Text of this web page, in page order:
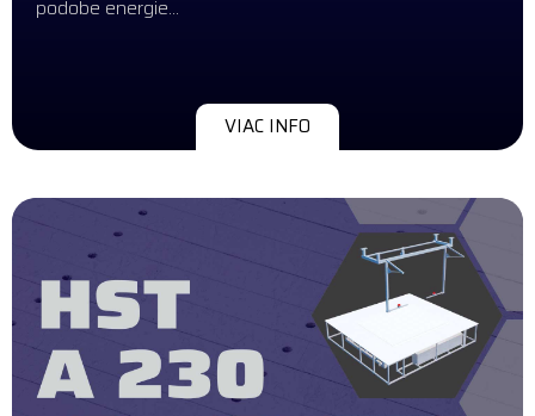
podobe energie…
VIAC INFO